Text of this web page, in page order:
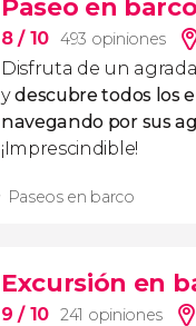
Paseo en
8/ 10 493 opiniones
Disfruta de un
ydescubre todos los
navegando por sus
¡Imprescindible!
Paseos en barco
Excursión en
9/ 10 241 opiniones